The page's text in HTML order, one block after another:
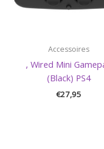
Accessoires
, Wired Mini
(Black) PS4
€27,95